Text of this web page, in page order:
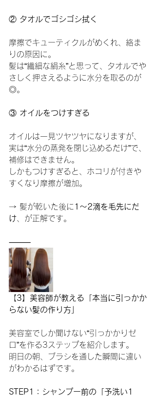
② タオルでゴシゴシ拭く
摩擦でキューティクルがめくれ、絡ま
りの原因に。
髪は“繊細な絹糸”と思って、タオルでや
さしく押さえるように水分を取るのが
◎。
③ オイルをつけすぎる
オイルは一見ツヤツヤになりますが、
実は“水分の蒸発を閉じ込めるだけ”で、
補修はできません。
しかもつけすぎると、ホコリが付きや
すくなり摩擦が増加。
→ 髪が乾いた後に 1〜2滴を毛先にだ
け 、が正解です。
⸻
【3】美容師が教える「本当に引っかか
らない髪の作り方」
美容室でしか聞けない“引っかかりゼ
ロ”を作る3ステップを紹介します。
明日の朝、ブラシを通した瞬間に違い
がわかるはずです。
STEP1：シャンプー前の「予洗い1